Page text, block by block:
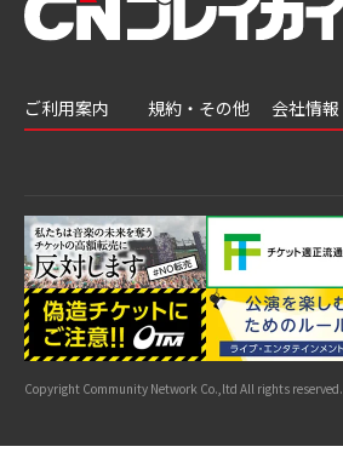
ご利用案内
結果
よくあるご質問
はじめてガイド
公演中止・変更
サイトマップ
規約・その他
利用規約
特商法に基づく
表示
カスタマーハラ
スメントへの対
応指針
会社情報
Copyright Community Network Co.,ltd All rights reserved.